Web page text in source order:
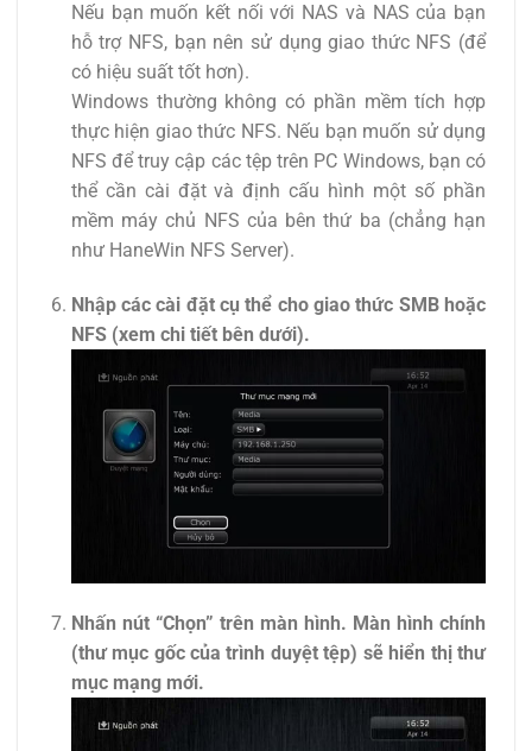
Nếu bạn muốn kết nối với NAS và NAS của bạn
hỗ trợ NFS, bạn nên sử dụng giao thức NFS (để
có hiệu suất tốt hơn).
Windows thường không có phần mềm tích hợp
thực hiện giao thức NFS. Nếu bạn muốn sử dụng
NFS để truy cập các tệp trên PC Windows, bạn có
thể cần cài đặt và định cấu hình một số phần
mềm máy chủ NFS của bên thứ ba (chẳng hạn
như HaneWin NFS Server).
Nhập các cài đặt cụ thể cho giao thức SMB hoặc
NFS (xem chi tiết bên dưới).
Nhấn nút “Chọn” trên màn hình. Màn hình chính
(thư mục gốc của trình duyệt tệp) sẽ hiển thị thư
mục mạng mới.